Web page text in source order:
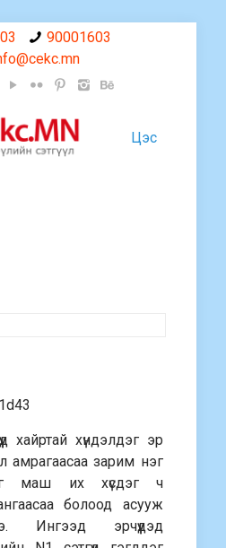
90001603
Цэс
хайртай хүндэлдэг эр
амрагаасаа зарим нэг
маш их хүсдэг ч
болоод асууж
Ингээд эрчүүдэд